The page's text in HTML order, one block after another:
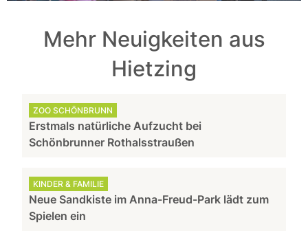
Mehr Neuigkeiten aus
Hietzing
ZOO SCHÖNBRUNN
Erstmals natürliche Aufzucht bei
Schönbrunner Rothalsstraußen
KINDER & FAMILIE
Neue Sandkiste im Anna-Freud-Park lädt zum
Spielen ein